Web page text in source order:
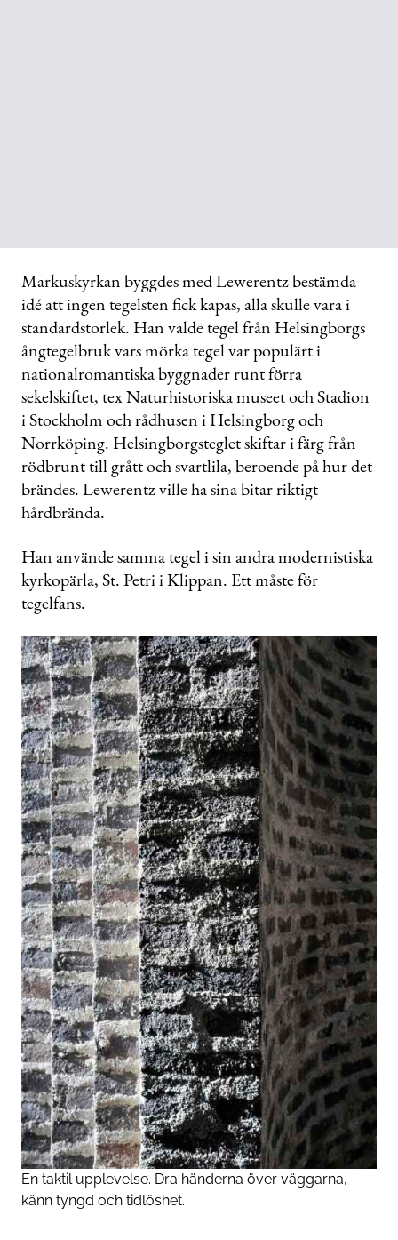
Markuskyrkan byggdes med Lewerentz bestämda
idé att ingen tegelsten fick kapas, alla skulle vara i
standardstorlek. Han valde tegel från Helsingborgs
ångtegelbruk vars mörka tegel var populärt i
nationalromantiska byggnader runt förra
sekelskiftet, tex Naturhistoriska museet och Stadion
i Stockholm och rådhusen i Helsingborg och
Norrköping. Helsingborgsteglet skiftar i färg från
rödbrunt till grått och svartlila, beroende på hur det
brändes. Lewerentz ville ha sina bitar riktigt
hårdbrända.
Han använde samma tegel i sin andra modernistiska
kyrkopärla, St. Petri i Klippan. Ett måste för
tegelfans.
En taktil upplevelse. Dra händerna över väggarna,
känn tyngd och tidlöshet.